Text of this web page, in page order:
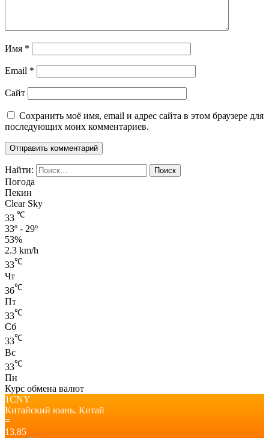
Имя *
Email *
Сайт
Сохранить моё имя, email и адрес сайта в этом браузере для
последующих моих комментариев.
Найти:
Погода
Пекин
Clear Sky
33 ℃
33º - 29º
53%
2.3 km/h
33℃
Чт
36℃
Пт
33℃
Сб
33℃
Вс
33℃
Пн
Курс обмена валют
1CNY
Китайский юань. Китай
=
13,85